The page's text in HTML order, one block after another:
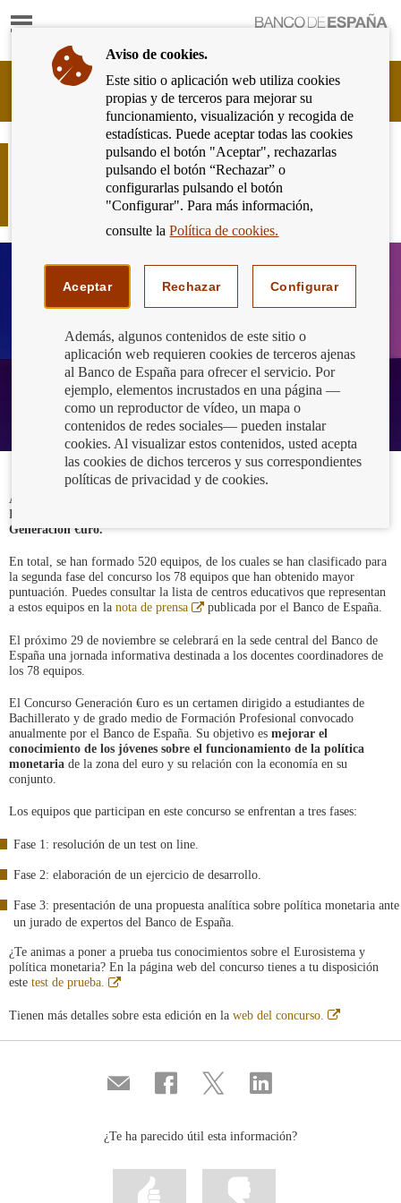
Mostrar
Ir
página
de
inicio
del
Banco
de
España
Cliente
Bancario
Banco
España
Eurosistema,
Concurso generación €uro: ¡ya
conocemos los equipos clasificados
para la segunda fase!
Alrededor de 2.000 estudiantes de Bachillerato y grado medio de
Formación Profesional han participado en la 14ª edición del
Generación €uro.
En total, se han formado 520 equipos, de los cuales se han clasificado para
la segunda fase del concurso los 78 equipos que han obtenido mayor
puntuación. Puedes consultar la lista de centros educativos que representan
a estos equipos en la nota de prensa
Abre
nueva
publicada por el Banco de España.
El próximo 29 de noviembre se celebrará en la sede central del Banco de
España una jornada informativa destinada a los docentes coordinadores de
los 78 equipos.
El Concurso Generación €uro es un certamen dirigido a estudiantes de
Bachillerato y de grado medio de Formación Profesional convocado
anualmente por el Banco de España. Su objetivo es mejorar el
conocimiento de los jóvenes sobre el funcionamiento de la política
monetaria de la zona del euro y su relación con la economía en su
conjunto.
Los equipos que participan en este concurso se enfrentan a tres fases:
Fase 1: resolución de un test on line.
Fase 2: elaboración de un ejercicio de desarrollo.
Fase 3: presentación de una propuesta analítica sobre política monetaria ante
un jurado de expertos del Banco de España.
¿Te animas a poner a prueba tus conocimientos sobre el Eurosistema y
política monetaria? En la página web del concurso tienes a tu disposición
este test de prueba.
Abre
nueva
Tienen más detalles sobre esta edición en la web del concurso.
Abre
ventana
Compartir
por
Compartir
en
Compartir
en
Compartir
en
¿Te ha parecido útil esta información?
Marcar
Aviso de cookies.
Este sitio o aplicación web utiliza cookies
propias y de terceros para mejorar su
funcionamiento, visualización y recogida de
estadísticas. Puede aceptar todas las cookies
pulsando el botón "Aceptar", rechazarlas
pulsando el botón “Rechazar” o
configurarlas pulsando el botón
"Configurar". Para más información,
consulte laPolítica de cookies.
Aceptar Rechazar Configurar
Además, algunos contenidos de este sitio o
aplicación web requieren cookies de terceros ajenas
al Banco de España para ofrecer el servicio. Por
ejemplo, elementos incrustados en una página —
como un reproductor de vídeo, un mapa o
contenidos de redes sociales— pueden instalar
cookies. Al visualizar estos contenidos, usted acepta
las cookies de dichos terceros y sus correspondientes
políticas de privacidad y de cookies.